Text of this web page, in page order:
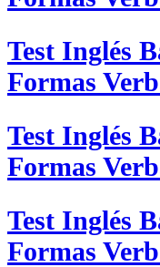
Test Inglés
Formas
Test Inglés
Formas
Test Inglés
Formas